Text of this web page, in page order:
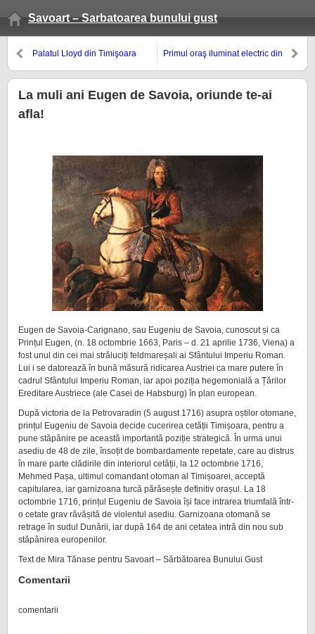
Savoart – Sarbatoarea bunului gust
Palatul Lloyd din Timişoara
Primul oraş iluminat electric din
Timişoara
La muli ani Eugen de Savoia, oriunde te-ai
afla!
Eugen de Savoia-Carignano, sau Eugeniu de Savoia, cunoscut și ca
Prințul Eugen, (n. 18 octombrie 1663, Paris – d. 21 aprilie 1736, Viena) a
fost unul din cei mai străluciți feldmareșali ai Sfântului Imperiu Roman.
Lui i se datorează în bună măsură ridicarea Austriei ca mare putere în
cadrul Sfântului Imperiu Roman, iar apoi poziția hegemonială a Țărilor
Ereditare Austriece (ale Casei de Habsburg) în plan european.
După victoria de la Petrovaradin (5 august 1716) asupra oștilor otomane,
prințul Eugeniu de Savoia decide cucerirea cetății Timișoara, pentru a
pune stăpânire pe această importantă poziție strategică. În urma unui
asediu de 48 de zile, însoțit de bombardamente repetate, care au distrus
în mare parte clădirile din interiorul cetății, la 12 octombrie 1716,
Mehmed Pașa, ultimul comandant otoman al Timișoarei, acceptă
capitularea, iar garnizoana turcă părăsește definitiv orașul. La 18
octombrie 1716, prințul Eugeniu de Savoia își face intrarea triumfală într-
o cetate grav răvășită de violentul asediu. Garnizoana otomană se
retrage în sudul Dunării, iar după 164 de ani cetatea intră din nou sub
stăpânirea europenilor.
Text de Mira Tănase pentru Savoart – Sărbătoarea Bunului Gust
Comentarii
comentarii